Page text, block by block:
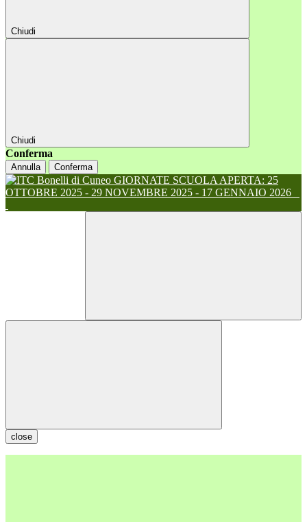
Chiudi
Chiudi
Conferma
Annulla Conferma
GIORNATE SCUOLA APERTA: 25
OTTOBRE 2025 - 29 NOVEMBRE 2025 - 17 GENNAIO 2026
close